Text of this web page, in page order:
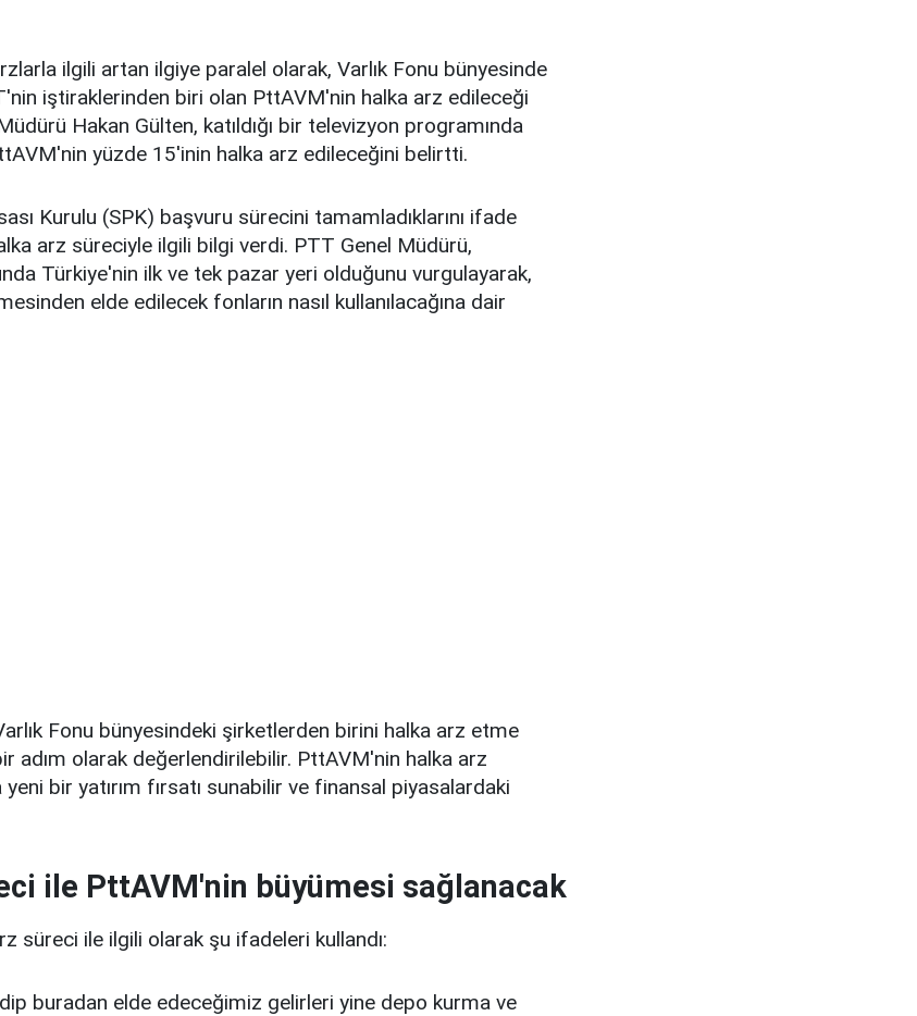
ilgili artan ilgiye paralel olarak, Varlık Fonu bünyesinde
iştiraklerinden biri olan PttAVM'nin halka arz edileceği
Hakan Gülten, katıldığı bir televizyon programında
yüzde 15'inin halka arz edileceğini belirtti.
Kurulu (SPK) başvuru sürecini tamamladıklarını ifade
arz süreciyle ilgili bilgi verdi. PTT Genel Müdürü,
Türkiye'nin ilk ve tek pazar yeri olduğunu vurgulayarak,
elde edilecek fonların nasıl kullanılacağına dair
Fonu bünyesindeki şirketlerden birini halka arz etme
adım olarak değerlendirilebilir. PttAVM'nin halka arz
yeni bir yatırım fırsatı sunabilir ve finansal piyasalardaki
ile PttAVM'nin büyümesi sağlanacak
süreci ile ilgili olarak şu ifadeleri kullandı:
buradan elde edeceğimiz gelirleri yine depo kurma ve